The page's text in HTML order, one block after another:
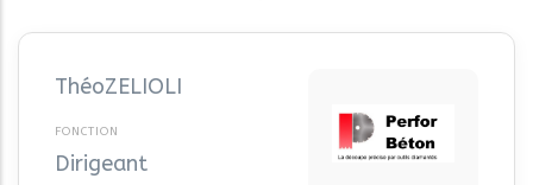
ThéoZELIOLI
Dirigeant